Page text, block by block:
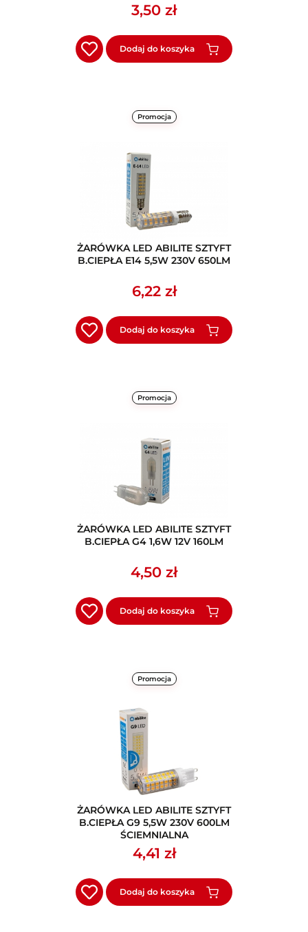
3,50 zł
Dodaj do koszyka
Promocja
ŻARÓWKA LED ABILITE SZTYFT
B.CIEPŁA E14 5,5W 230V 650LM
6,22 zł
Dodaj do koszyka
Promocja
ŻARÓWKA LED ABILITE SZTYFT
B.CIEPŁA G4 1,6W 12V 160LM
4,50 zł
Dodaj do koszyka
Promocja
ŻARÓWKA LED ABILITE SZTYFT
B.CIEPŁA G9 5,5W 230V 600LM
ŚCIEMNIALNA
4,41 zł
Dodaj do koszyka